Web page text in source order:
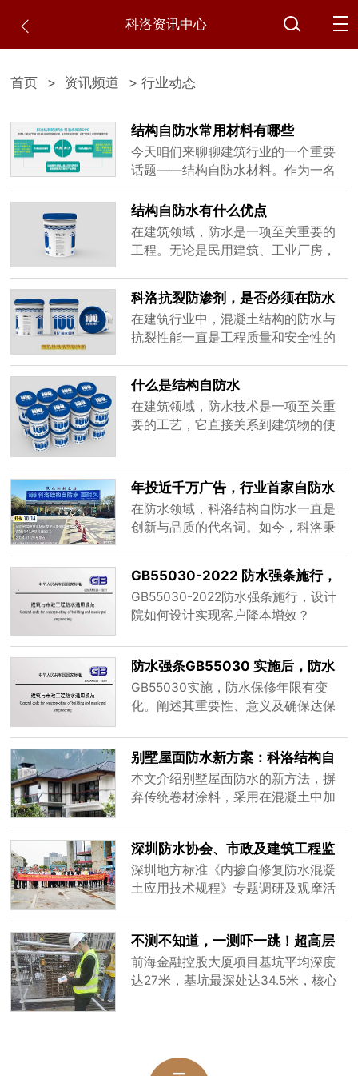
科洛资讯中心
首页 > 资讯频道 > 行业动态
结构自防水常用材料有哪些
今天咱们来聊聊建筑行业的一个重要
话题——结构自防水材料。作为一名
专注于建筑防水材料的厂家，我发现
很多朋友对"结构自防水"这个概念还比
较陌生，甚至有人以为防水就是简单
地刷层涂料或者铺层卷材。其实不
然，结构自防水是一种全新的防水理
念，它让混凝土结构本身就能防水，
听起来很神奇吧?咱们一起来揭开它的
神秘面纱。
结构自防水有什么优点
在建筑领域，防水是一项至关重要的
工程。无论是民用建筑、工业厂房，
性能都直接关系到建筑物的使用寿命
和安全性。传统的防水方法多采用附
加防水材料层，如防水卷材、涂料
等，但这些方法存在施工复杂、易老
自防水作为一种新型的防水理念，逐
渐受到业......
科洛抗裂防渗剂，是否必须在防水
混凝土的基础上添加？
在建筑行业中，混凝土结构的防水与
抗裂性能一直是工程质量和安全性的
型材料的研发，科洛抗裂防渗剂作为
一种创新的建筑材料添加剂，逐渐在
建筑防水领域崭露头角。然而，关于
科洛抗裂防渗剂是否必须在防水混凝
泛的讨论。本文将从科洛抗裂防渗剂
的工作......
什么是结构自防水
在建筑领域，防水技术是一项至关重
要的工艺，它直接关系到建筑物的使
防水技术也在不断发展，其中结构自
防水作为一种新型、高效的防水方
式，逐渐受到业界的广泛关注和应
用。那么，什么是结构自防水呢？本
文将从定义、原理、优势及应用等方
面进行详细......
年投近千万广告，行业首家自防水
品牌布局全国
在防水领域，科洛结构自防水一直是
创新与品质的代名词。如今，科洛秉
步。
GB55030-2022 防水强条施行，
设计院如何设计实现客户降本增
效？
GB55030-2022防水强条施行，设计
院如何设计实现客户降本增效？
防水强条GB55030 实施后，防水
保修年限知多少？
GB55030实施，防水保修年限有变
化。阐述其重要性、意义及确保达保
战。
别墅屋面防水新方案：科洛结构自
防水，耐久又省钱
本文介绍别墅屋面防水的新方法，摒
弃传统卷材涂料，采用在混凝土中加
水方式，材料无机不会老化，与混凝
土寿命一体，耐久且省钱。
深圳防水协会、市政及建筑工程监
督总站、专家30余人观摩科洛防水
案例
深圳地方标准《内掺自修复防水混凝
土应用技术规程》专题调研及观摩活
构自防水技术（深圳）有限公司承
办。
不测不知道，一测吓一跳！超高层
金控大厦底板厚 2-8 米，科洛抗裂
剂测温数据
前海金融控股大厦项目基坑平均深度
达27米，基坑最深处达34.5米，核心
点，设计的C45P12对抗裂防渗要求极
高；前期搅拌站适配测试科洛无机纳